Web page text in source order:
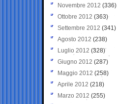
Novembre 2012 (336)
Ottobre 2012 (363)
Settembre 2012 (341)
Agosto 2012 (238)
Luglio 2012 (328)
Giugno 2012 (287)
Maggio 2012 (258)
Aprile 2012 (218)
Marzo 2012 (255)